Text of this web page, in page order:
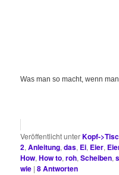
Was man so macht, wenn
Veröffentlicht unterKopf-
2,Anleitung,das, Ei, Eier,
How,How to,roh,Scheiben,
wie |8Antworten